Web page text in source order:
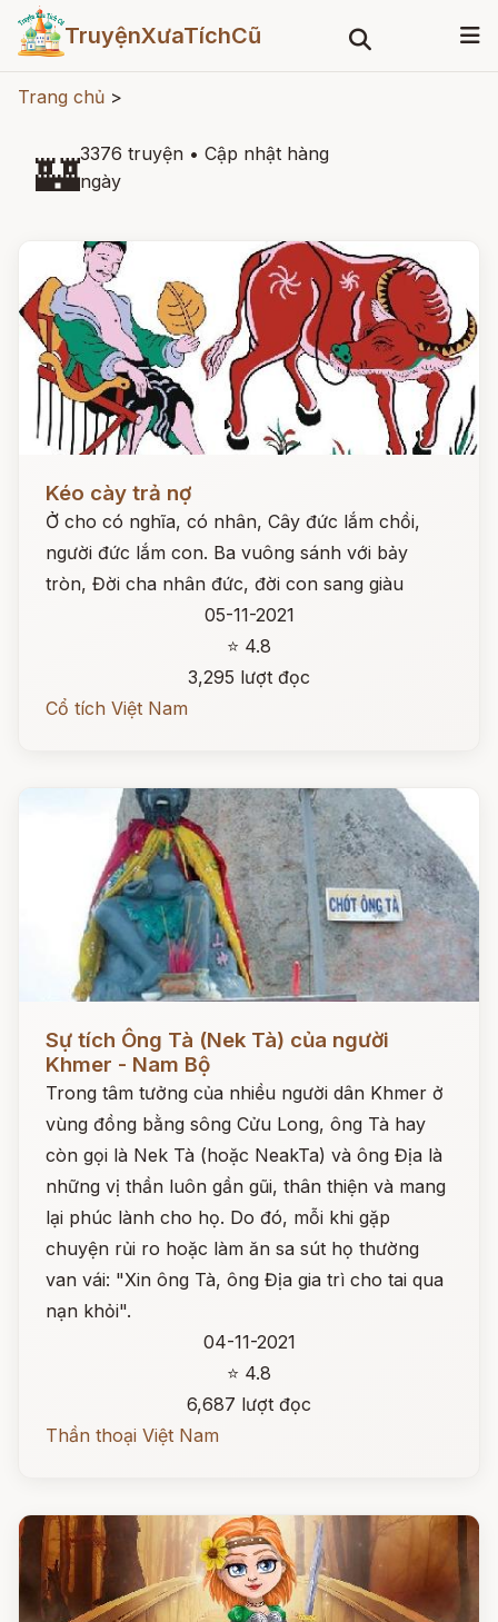
TruyệnXưaTíchCũ
Trang chủ >
🏰3376 truyện • Cập nhật hàng
ngày
Kéo cày trả nợ
Ở cho có nghĩa, có nhân, Cây đức lắm chồi,
người đức lắm con. Ba vuông sánh với bảy
tròn, Đời cha nhân đức, đời con sang giàu
05-11-2021
⭐ 4.8
3,295 lượt đọc
Cổ tích Việt Nam
Sự tích Ông Tà (Nek Tà) của người
Khmer - Nam Bộ
Trong tâm tưởng của nhiều người dân Khmer ở
vùng đồng bằng sông Cửu Long, ông Tà hay
còn gọi là Nek Tà (hoặc NeakTa) và ông Địa là
những vị thần luôn gần gũi, thân thiện và mang
lại phúc lành cho họ. Do đó, mỗi khi gặp
chuyện rủi ro hoặc làm ăn sa sút họ thường
van vái: "Xin ông Tà, ông Địa gia trì cho tai qua
nạn khỏi".
04-11-2021
⭐ 4.8
6,687 lượt đọc
Thần thoại Việt Nam